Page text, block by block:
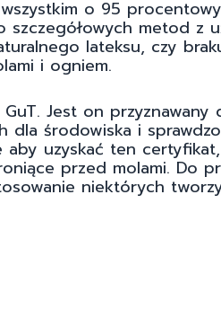
o 95
szczegółowych metod z
lateksu, czy
i ogniem.
Jest on
dla środowiska i
aby uzyskać ten
przed molami. Do
niektórych